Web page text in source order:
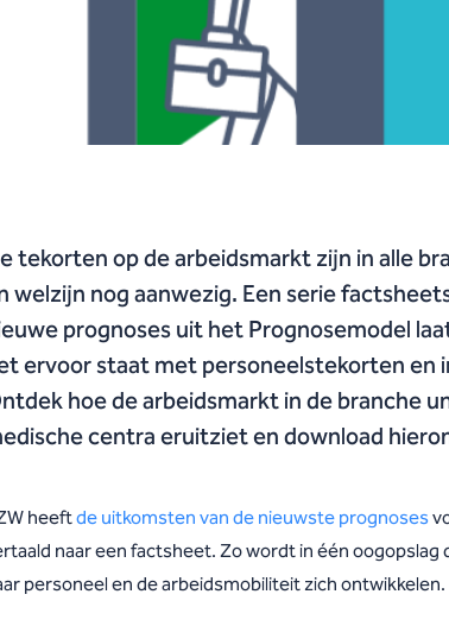
tekorten op de arbeidsmarkt zijn in alle
welzijn nog aanwezig. Een serie
prognoses uit het Prognosemodel
ervoor staat met personeelstekorten en
hoe de arbeidsmarkt in de branche
centra eruitziet en download
heeftde uitkomsten van de nieuwste prognoses
naar een factsheet. Zo wordt in één oogopslag
personeel en de arbeidsmobiliteit zich ontwikkelen.